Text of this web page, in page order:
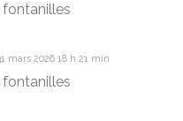
fontanilles
mars 2026 18 h 21 min
fontanilles